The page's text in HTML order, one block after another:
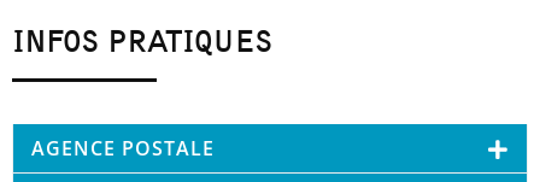
INFOS PRATIQUES
AGENCE POSTALE